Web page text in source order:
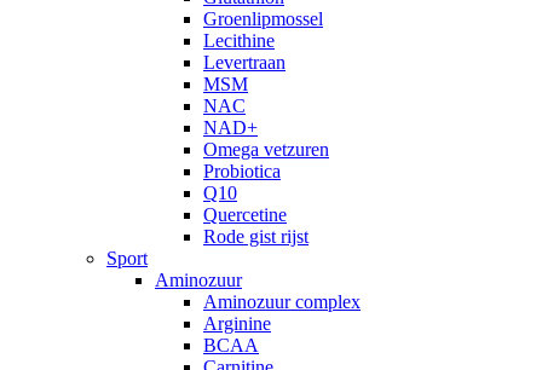
Groenlipmossel
Lecithine
Levertraan
MSM
NAC
NAD+
Omega vetzuren
Probiotica
Q10
Quercetine
Rode gist rijst
Sport
Aminozuur
Aminozuur complex
Arginine
BCAA